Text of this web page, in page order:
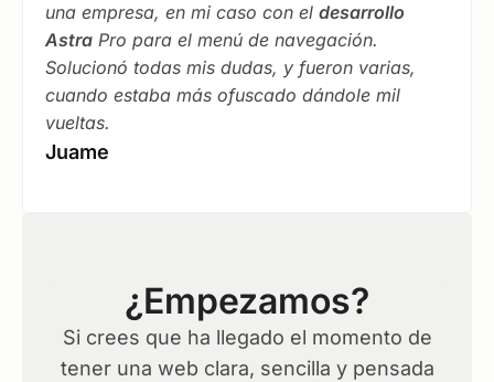
una empresa, en mi caso con el desarrollo
Astra Pro para el menú de navegación.
Solucionó todas mis dudas, y fueron varias,
cuando estaba más ofuscado dándole mil
vueltas.
Juame
¿Empezamos?
Si crees que ha llegado el momento de
tener una web clara, sencilla y pensada